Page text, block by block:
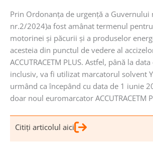
Prin Ordonanţa de urgenţă a Guvernului
nr.2/2024)a fost amânat termenul
motorinei şi păcurii şi a produselor
acesteia din punctul de vedere al
ACCUTRACETM PLUS. Astfel, până la
inclusiv, va fi utilizat marcatorul solvent
urmând ca începând cu data de 1 iunie
doar noul euromarcator ACCUTRACETM
Citiţi articolul aici